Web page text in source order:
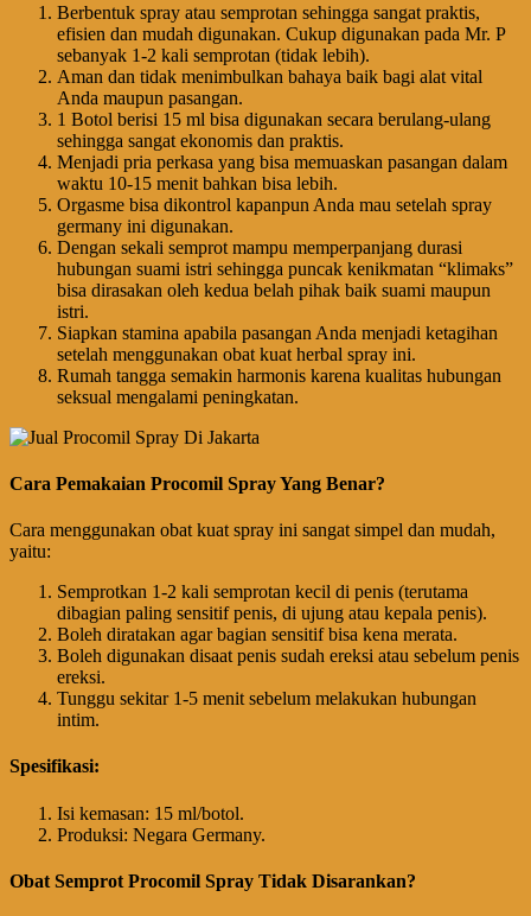
Berbentuk spray atau semprotan sehingga sangat praktis,
efisien dan mudah digunakan. Cukup digunakan pada Mr. P
sebanyak 1-2 kali semprotan (tidak lebih).
Aman dan tidak menimbulkan bahaya baik bagi alat vital
Anda maupun pasangan.
1 Botol berisi 15 ml bisa digunakan secara berulang-ulang
sehingga sangat ekonomis dan praktis.
Menjadi pria perkasa yang bisa memuaskan pasangan dalam
waktu 10-15 menit bahkan bisa lebih.
Orgasme bisa dikontrol kapanpun Anda mau setelah spray
germany ini digunakan.
Dengan sekali semprot mampu memperpanjang durasi
hubungan suami istri sehingga puncak kenikmatan “klimaks”
bisa dirasakan oleh kedua belah pihak baik suami maupun
istri.
Siapkan stamina apabila pasangan Anda menjadi ketagihan
setelah menggunakan obat kuat herbal spray ini.
Rumah tangga semakin harmonis karena kualitas hubungan
seksual mengalami peningkatan.
Cara Pemakaian Procomil Spray Yang Benar?
Cara menggunakan obat kuat spray ini sangat simpel dan mudah,
yaitu:
Semprotkan 1-2 kali semprotan kecil di penis (terutama
dibagian paling sensitif penis, di ujung atau kepala penis).
Boleh diratakan agar bagian sensitif bisa kena merata.
Boleh digunakan disaat penis sudah ereksi atau sebelum penis
ereksi.
Tunggu sekitar 1-5 menit sebelum melakukan hubungan
intim.
Spesifikasi:
Isi kemasan: 15 ml/botol.
Produksi: Negara Germany.
Obat Semprot Procomil Spray Tidak Disarankan?